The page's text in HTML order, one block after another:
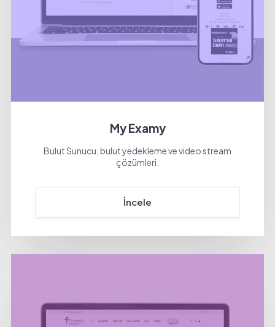
My Examy
Bulut Sunucu, bulut yedekleme ve video stream
çözümleri.
İncele